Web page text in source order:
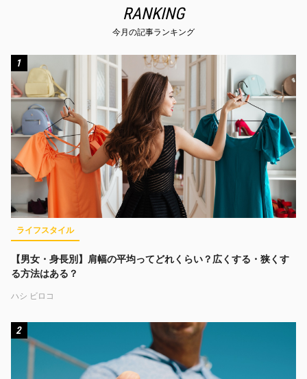
RANKING
今月の記事ランキング
1
ライフスタイル
【男女・身長別】肩幅の平均ってどれくらい？広くする・狭くす
る方法はある？
ハシ ビロコ
2